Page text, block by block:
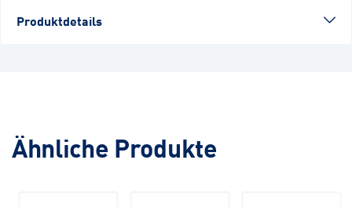
Produktdetails
Ähnliche Produkte